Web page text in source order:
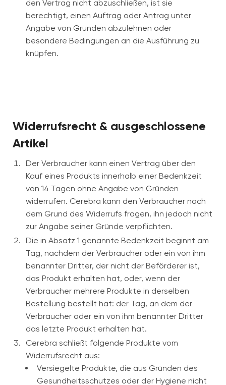
den Vertrag nicht abzuschließen, ist sie
berechtigt, einen Auftrag oder Antrag unter
Angabe von Gründen abzulehnen oder
besondere Bedingungen an die Ausführung zu
knüpfen.
Widerrufsrecht & ausgeschlossene
Artikel
Der Verbraucher kann einen Vertrag über den
Kauf eines Produkts innerhalb einer Bedenkzeit
von 14 Tagen ohne Angabe von Gründen
widerrufen. Cerebra kann den Verbraucher nach
dem Grund des Widerrufs fragen, ihn jedoch nicht
zur Angabe seiner Gründe verpflichten.
Die in Absatz 1 genannte Bedenkzeit beginnt am
Tag, nachdem der Verbraucher oder ein von ihm
benannter Dritter, der nicht der Beförderer ist,
das Produkt erhalten hat, oder, wenn der
Verbraucher mehrere Produkte in derselben
Bestellung bestellt hat: der Tag, an dem der
Verbraucher oder ein von ihm benannter Dritter
das letzte Produkt erhalten hat.
Cerebra schließt folgende Produkte vom
Widerrufsrecht aus:
Versiegelte Produkte, die aus Gründen des
Gesundheitsschutzes oder der Hygiene nicht